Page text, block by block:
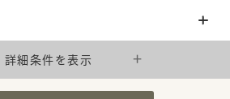
詳細条件を表示